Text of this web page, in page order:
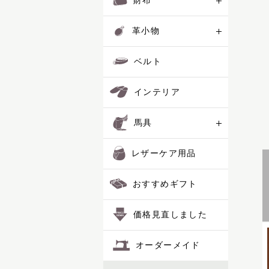
革小物
ベルト
インテリア
馬具
レザーケア用品
おすすめギフト
価格見直しました
オーダーメイド